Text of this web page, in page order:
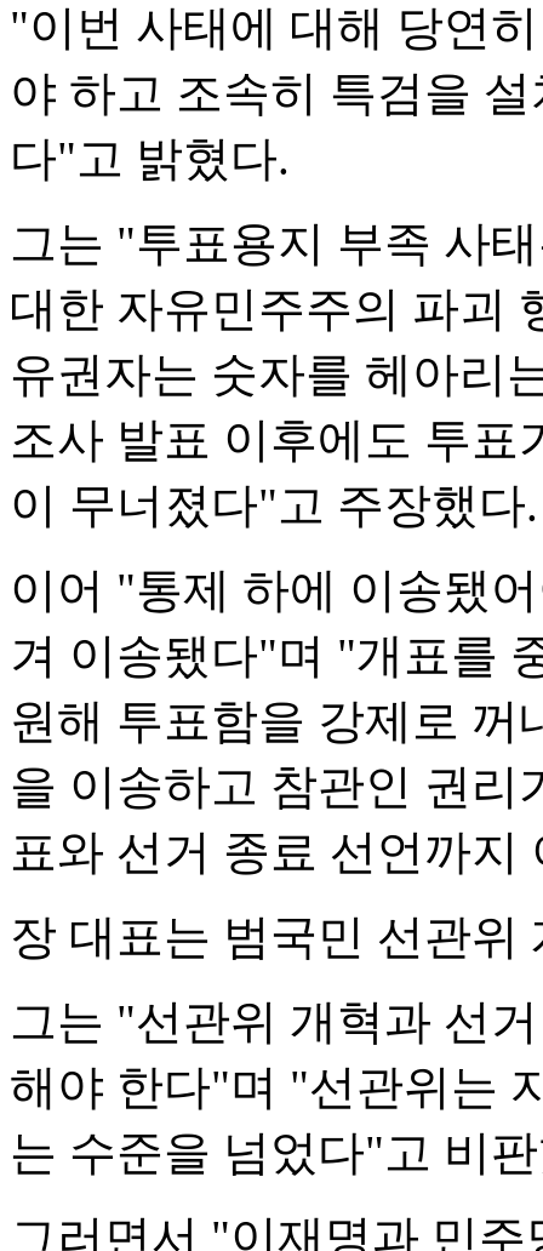
"이번 사태에 대해 당연
야 하고 조속히 특검을
다"고 밝혔다.
그는 "투표용지 부족 사
대한 자유민주주의 파괴
유권자는 숫자를 헤아리
조사 발표 이후에도 투
이 무너졌다"고 주장했다.
이어 "통제 하에 이송됐
겨 이송됐다"며 "개표를
원해 투표함을 강제로 꺼
을 이송하고 참관인 권리
표와 선거 종료 선언까지
장 대표는 범국민 선관위
그는 "선관위 개혁과 선
해야 한다"며 "선관위는
는 수준을 넘었다"고 비
그러면서 "이재명과 민